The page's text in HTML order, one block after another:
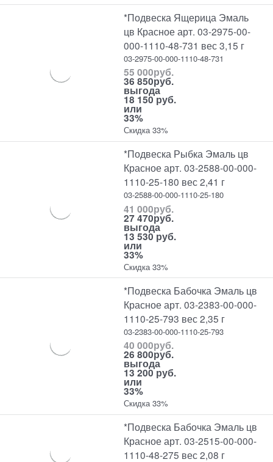
*Подвеска Ящерица Эмаль
цв Красное арт. 03-2975-00-
000-1110-48-731 вес 3,15 г
03-2975-00-000-1110-48-731
55 000руб.
36 850руб.
выгода
18 150 руб.
или
33%
Скидка 33%
*Подвеска Рыбка Эмаль цв
Красное арт. 03-2588-00-000-
1110-25-180 вес 2,41 г
03-2588-00-000-1110-25-180
41 000руб.
27 470руб.
выгода
13 530 руб.
или
33%
Скидка 33%
*Подвеска Бабочка Эмаль цв
Красное арт. 03-2383-00-000-
1110-25-793 вес 2,35 г
03-2383-00-000-1110-25-793
40 000руб.
26 800руб.
выгода
13 200 руб.
или
33%
Скидка 33%
*Подвеска Бабочка Эмаль цв
Красное арт. 03-2515-00-000-
1110-48-275 вес 2,08 г